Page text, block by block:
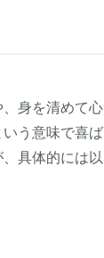
身を清めて心
う意味で喜ば
具体的には以